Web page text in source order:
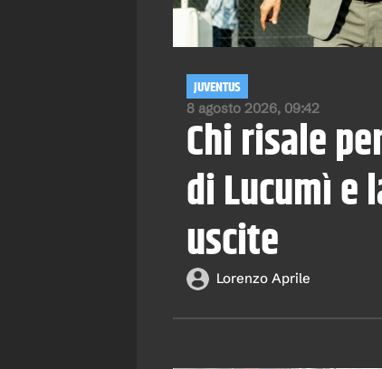
8 agosto 2026, 09:42
JUVENTUS
Chi risale
di Lucumì e
uscite
Lorenzo Aprile